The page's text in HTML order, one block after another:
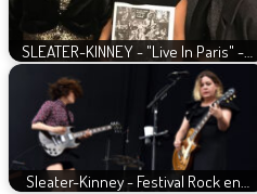
SLEATER-KINNEY - "Live In Paris" -…
Sleater-Kinney - Festival Rock en…